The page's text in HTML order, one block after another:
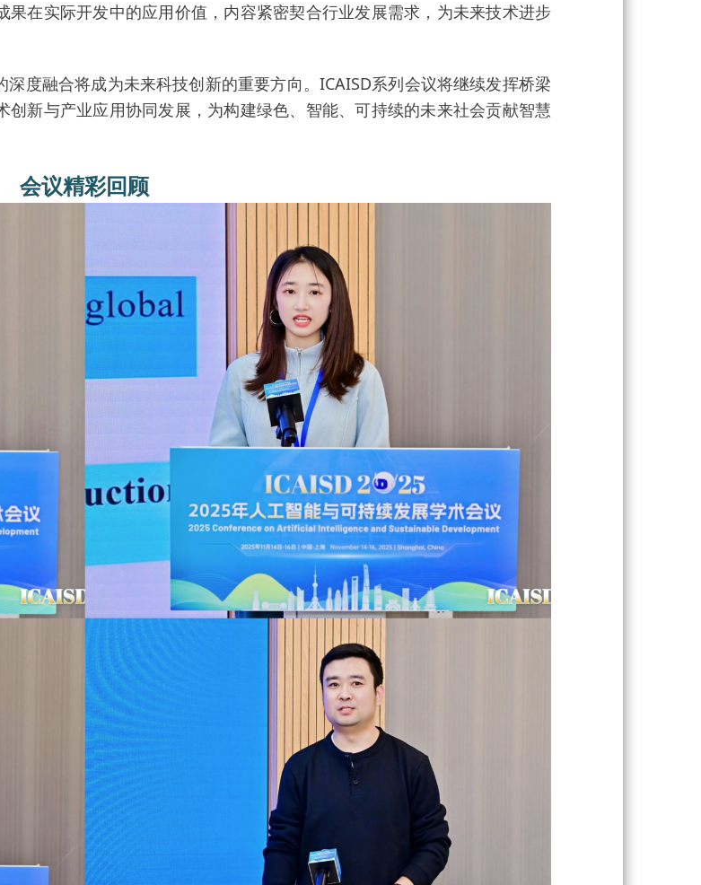
在实际开发中的应用价值，内容紧密契合行业发展需求，为未来技术进步
融合将成为未来科技创新的重要方向。ICAISD系列会议将继续发挥桥梁
新与产业应用协同发展，为构建绿色、智能、可持续的未来社会贡献智慧
会议精彩回顾